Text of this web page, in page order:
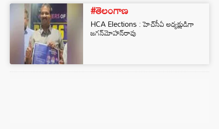
#తెలంగాణ
HCA Elections : హెచ్‌సీఏ అధ్యక్షుడిగా
జగన్‌మోహన్‌రావు